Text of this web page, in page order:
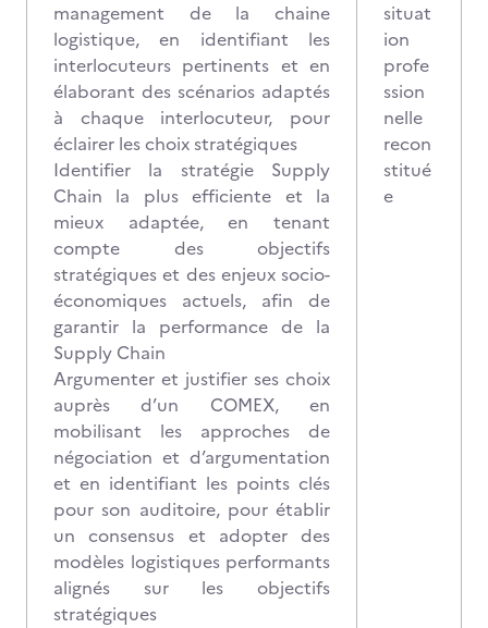
management de la chaine
logistique, en identifiant les
interlocuteurs pertinents et en
élaborant des scénarios adaptés
à chaque interlocuteur, pour
éclairer les choix stratégiques
Identifier la stratégie Supply
Chain la plus efficiente et la
mieux adaptée, en tenant
compte des objectifs
stratégiques et des enjeux socio-
économiques actuels, afin de
garantir la performance de la
Supply Chain
Argumenter et justifier ses choix
auprès d’un COMEX, en
mobilisant les approches de
négociation et d’argumentation
et en identifiant les points clés
pour son auditoire, pour établir
un consensus et adopter des
modèles logistiques performants
alignés sur les objectifs
stratégiques
situat
ion
profe
ssion
nelle
recon
stitué
e